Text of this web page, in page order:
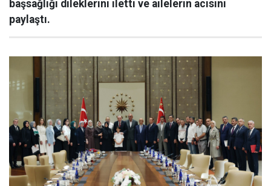
başsağlığı dileklerini iletti ve ailelerin acısını
paylaştı.